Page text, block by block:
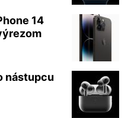
14
nástupcu